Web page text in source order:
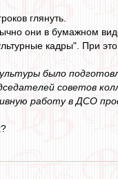
глянуть.
они в бумажном
кадры". При
было
советов
работу в ДСО